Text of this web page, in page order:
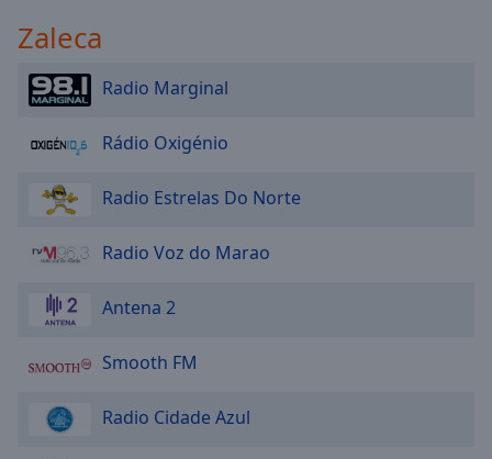
Zaleca
Radio Marginal
Rádio Oxigénio
Radio Estrelas Do Norte
Radio Voz do Marao
Antena 2
Smooth FM
Radio Cidade Azul